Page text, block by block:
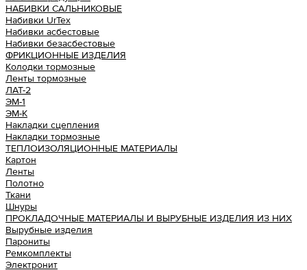
НАБИВКИ САЛЬНИКОВЫЕ
Набивки UrTex
Набивки асбестовые
Набивки безасбестовые
ФРИКЦИОННЫЕ ИЗДЕЛИЯ
Колодки тормозные
Ленты тормозные
ЛАТ-2
ЭМ-1
ЭМ-К
Накладки сцепления
Накладки тормозные
ТЕПЛОИЗОЛЯЦИОННЫЕ МАТЕРИАЛЫ
Картон
Ленты
Полотно
Ткани
Шнуры
ПРОКЛАДОЧНЫЕ МАТЕРИАЛЫ И ВЫРУБНЫЕ ИЗДЕЛИЯ ИЗ НИХ
Вырубные изделия
Парониты
Ремкомплекты
Электронит